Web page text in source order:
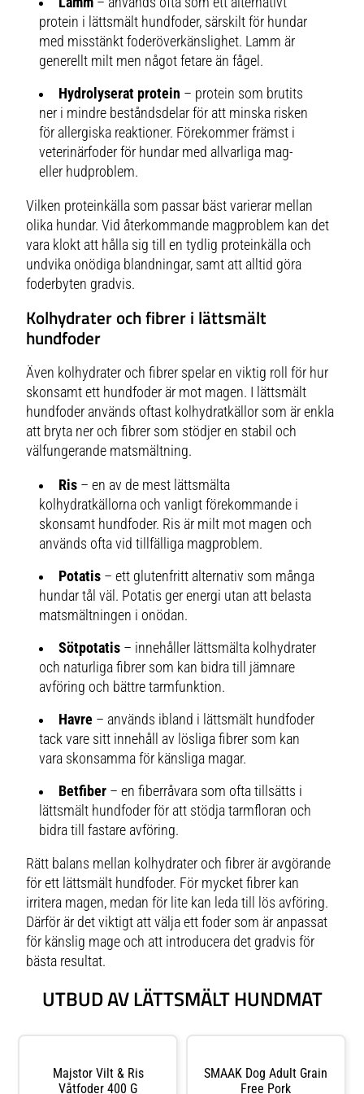
protein i lättsmält hundfoder, särskilt för hundar
med misstänkt foderöverkänslighet. Lamm är
generellt milt men något fetare än fågel.
Hydrolyserat protein – protein som brutits
ner i mindre beståndsdelar för att minska risken
för allergiska reaktioner. Förekommer främst i
veterinärfoder för hundar med allvarliga mag-
eller hudproblem.
Vilken proteinkälla som passar bäst varierar mellan
olika hundar. Vid återkommande magproblem kan det
vara klokt att hålla sig till en tydlig proteinkälla och
undvika onödiga blandningar, samt att alltid göra
foderbyten gradvis.
Kolhydrater och fibrer i lättsmält
hundfoder
Även kolhydrater och fibrer spelar en viktig roll för hur
skonsamt ett hundfoder är mot magen. I lättsmält
hundfoder används oftast kolhydratkällor som är enkla
att bryta ner och fibrer som stödjer en stabil och
välfungerande matsmältning.
Ris – en av de mest lättsmälta
kolhydratkällorna och vanligt förekommande i
skonsamt hundfoder. Ris är milt mot magen och
används ofta vid tillfälliga magproblem.
Potatis – ett glutenfritt alternativ som många
hundar tål väl. Potatis ger energi utan att belasta
matsmältningen i onödan.
Sötpotatis – innehåller lättsmälta kolhydrater
och naturliga fibrer som kan bidra till jämnare
avföring och bättre tarmfunktion.
Havre – används ibland i lättsmält hundfoder
tack vare sitt innehåll av lösliga fibrer som kan
vara skonsamma för känsliga magar.
Betfiber – en fiberråvara som ofta tillsätts i
lättsmält hundfoder för att stödja tarmfloran och
bidra till fastare avföring.
Rätt balans mellan kolhydrater och fibrer är avgörande
för ett lättsmält hundfoder. För mycket fibrer kan
irritera magen, medan för lite kan leda till lös avföring.
Därför är det viktigt att välja ett foder som är anpassat
för känslig mage och att introducera det gradvis för
bästa resultat.
UTBUD AV LÄTTSMÄLT HUNDMAT
Majstor Vilt & Ris
Våtfoder 400 G
SMAAK Dog Adult Grain
Free Pork